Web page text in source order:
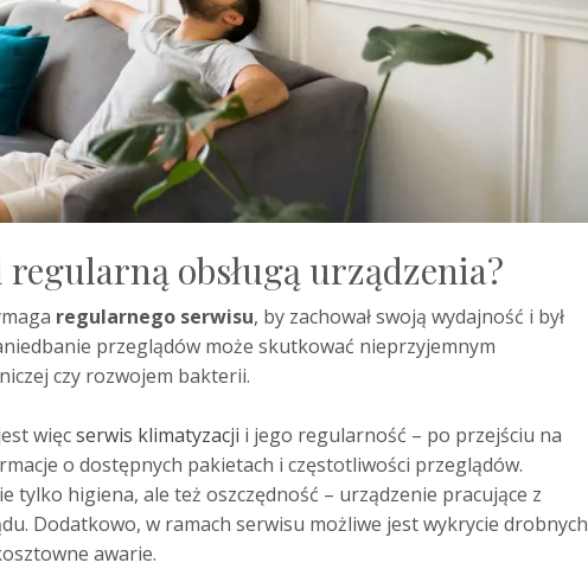
obsługą urządzenia?
regularnego serwisu, by zachował swoją wydajność i był
przeglądów może skutkować nieprzyjemnym
czy rozwojem bakterii.
więcserwis klimatyzacji i jego regularność – po przejściu na
o dostępnych pakietach i częstotliwości przeglądów.
tylko higiena, ale też oszczędność – urządzenie pracujące z
Dodatkowo, w ramach serwisu możliwe jest wykrycie drobnych
awarie.